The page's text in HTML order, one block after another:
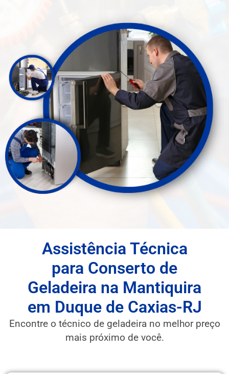
Assistência Técnica
para Conserto de
Geladeira na Mantiquira
em Duque de Caxias-RJ
Encontre o técnico de geladeira no melhor preço
mais próximo de você.